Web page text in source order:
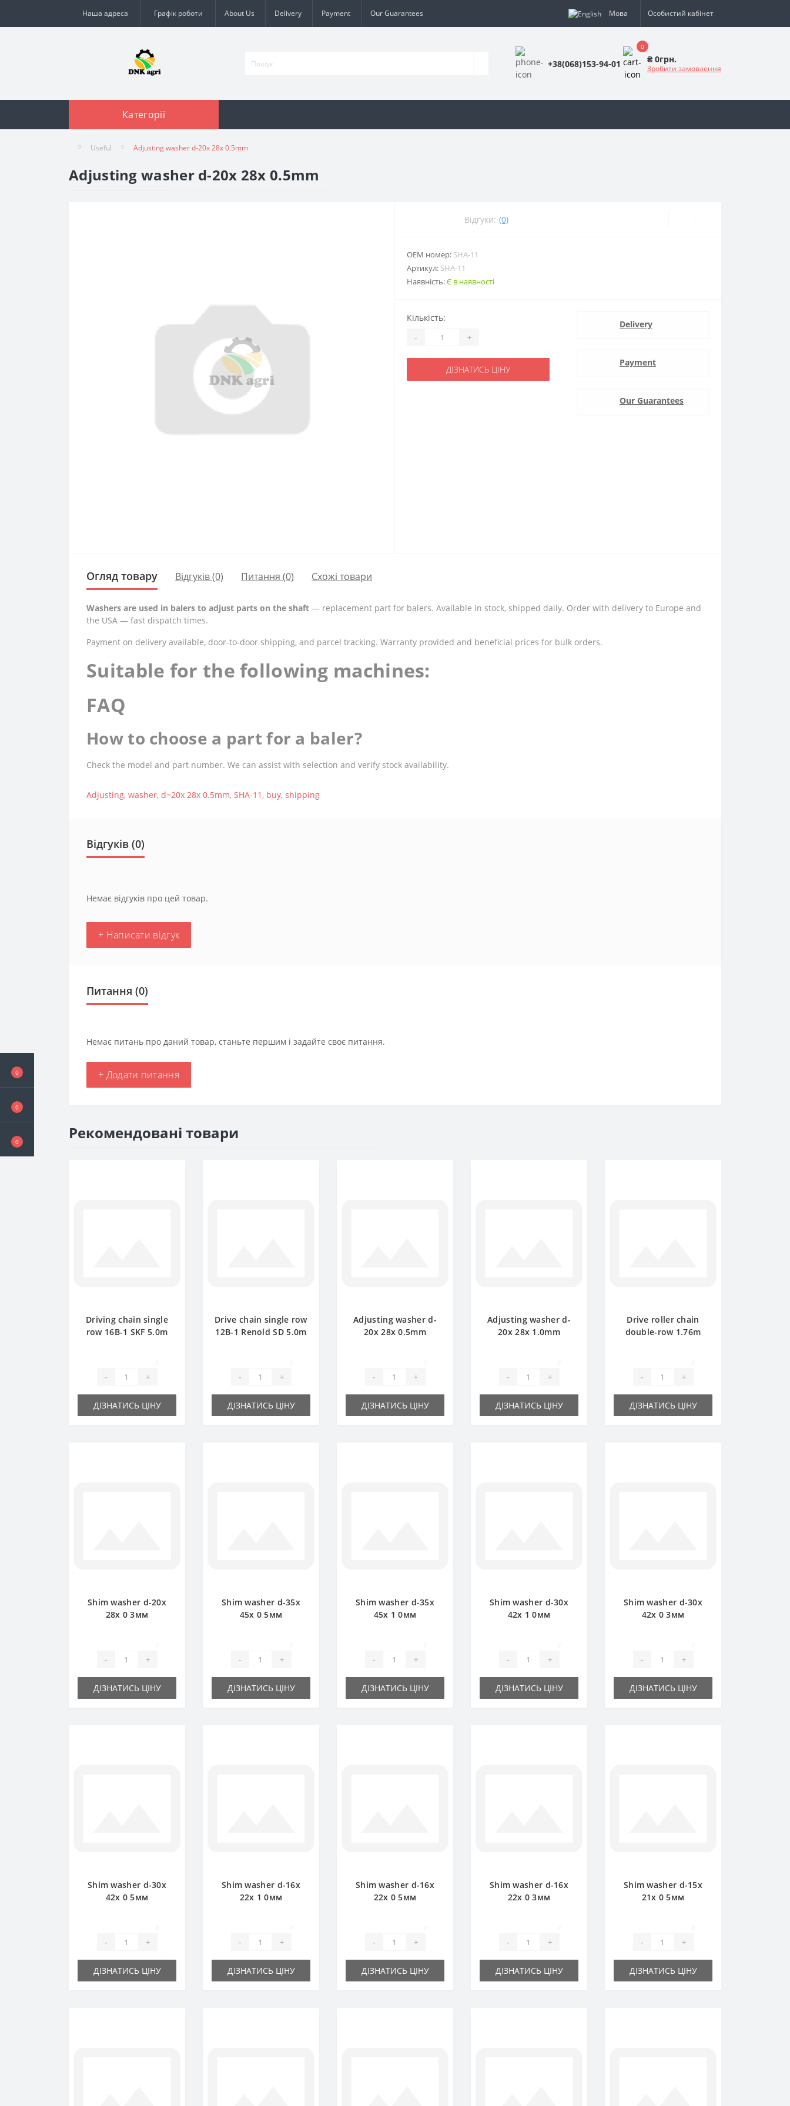
0
0
0
Наша адреса Графік роботи About Us Delivery Payment Our Guarantees Мова Особистий кабінет
+38(068)153-94-01
0
₴ 0грн.
Зробити замовлення
Категорії
Useful Adjusting washer d-20x 28x 0.5mm
Adjusting washer d-20x 28x 0.5mm
Відгуки: (0)
ОЕМ номер: SHA-11
Артикул: SHA-11
Наявність:Є в наявності
Кількість:
- +
ДІЗНАТИСЬ ЦІНУ
Delivery
Payment
Our Guarantees
Огляд товару Відгуків (0) Питання (0) Схожі товари
Washers are used in balers to adjust parts on the shaft — replacement part for balers. Available in stock, shipped daily. Order with delivery to Europe and
the USA — fast dispatch times.
Payment on delivery available, door-to-door shipping, and parcel tracking. Warranty provided and beneficial prices for bulk orders.
Suitable for the following machines:
FAQ
How to choose a part for a baler?
Check the model and part number. We can assist with selection and verify stock availability.
Adjusting, washer, d=20x 28x 0.5mm, SHA-11, buy, shipping
Відгуків (0)
Немає відгуків про цей товар.
+ Написати відгук
Питання (0)
Немає питань про даний товар, станьте першим і задайте своє питання.
+ Додати питання
Рекомендовані товари
Driving chain single
row 16B-1 SKF 5.0m
- +
ДІЗНАТИСЬ ЦІНУ
Drive chain single row
12B-1 Renold SD 5.0m
- +
ДІЗНАТИСЬ ЦІНУ
Adjusting washer d-
20x 28x 0.5mm
- +
ДІЗНАТИСЬ ЦІНУ
Adjusting washer d-
20x 28x 1.0mm
- +
ДІЗНАТИСЬ ЦІНУ
Drive roller chain
double-row 1.76m
- +
ДІЗНАТИСЬ ЦІНУ
Shim washer d-20x
28х 0 3мм
- +
ДІЗНАТИСЬ ЦІНУ
Shim washer d-35x
45х 0 5мм
- +
ДІЗНАТИСЬ ЦІНУ
Shim washer d-35x
45х 1 0мм
- +
ДІЗНАТИСЬ ЦІНУ
Shim washer d-30x
42х 1 0мм
- +
ДІЗНАТИСЬ ЦІНУ
Shim washer d-30x
42х 0 3мм
- +
ДІЗНАТИСЬ ЦІНУ
Shim washer d-30x
42х 0 5мм
- +
ДІЗНАТИСЬ ЦІНУ
Shim washer d-16x
22х 1 0мм
- +
ДІЗНАТИСЬ ЦІНУ
Shim washer d-16x
22х 0 5мм
- +
ДІЗНАТИСЬ ЦІНУ
Shim washer d-16x
22х 0 3мм
- +
ДІЗНАТИСЬ ЦІНУ
Shim washer d-15x
21х 0 5мм
- +
ДІЗНАТИСЬ ЦІНУ